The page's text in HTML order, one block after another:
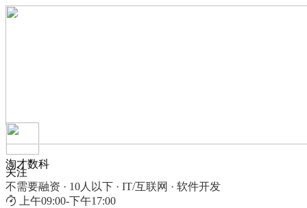
淘才数科
关注
不需要融资 · 10人以下 · IT/互联网 · 软件开发
上午09:00-下午17:00